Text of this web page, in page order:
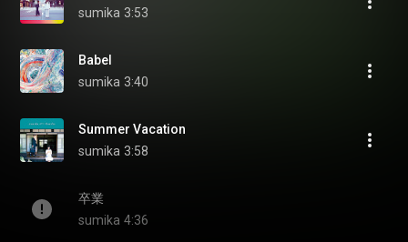
sumika 3:53
Babel
sumika 3:40
Summer Vacation
sumika 3:58
卒業
sumika 4:36